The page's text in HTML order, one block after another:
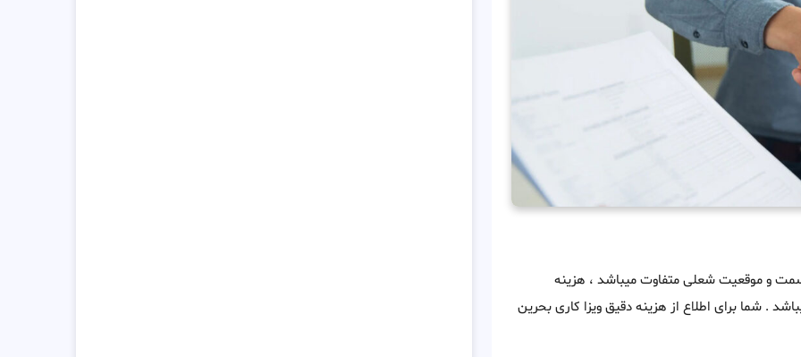
سمت و موقعیت شعلی متفاوت میباشد ، هزینه
کلی از 2000 دلار تا 7000 دلار متغییر میباشد . شما برای اطلاع از هزینه دقیق ویزا کاری بحرین